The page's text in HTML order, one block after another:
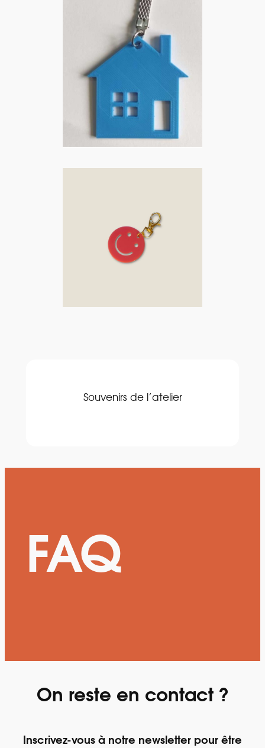
Souvenirs de l’atelier
FAQ
On reste en contact ?
Inscrivez-vous à notre newsletter pour être